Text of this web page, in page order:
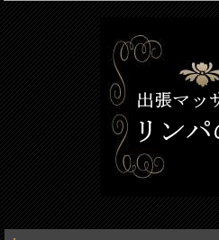
お名前（必須）
メールアドレス（必須）
電話番号（必須）
メッセージ
東京都港区新橋5丁目5番地3号
電話番号
080-7812-3053
メールアドレス
info@thubo.biz
URL
https://thubo.biz/